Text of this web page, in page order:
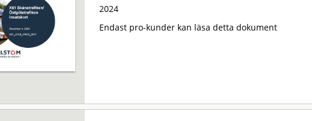
2024
Endast pro-kunder kan läsa detta dokument